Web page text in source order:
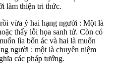
làm thiện tri thức.
vừa ý hai hạng người : Một là
thấy lỗi họa sanh tử. Còn có
lìa bốn ác và hai là muốn
người : một là chuyên niệm
các pháp tướng.